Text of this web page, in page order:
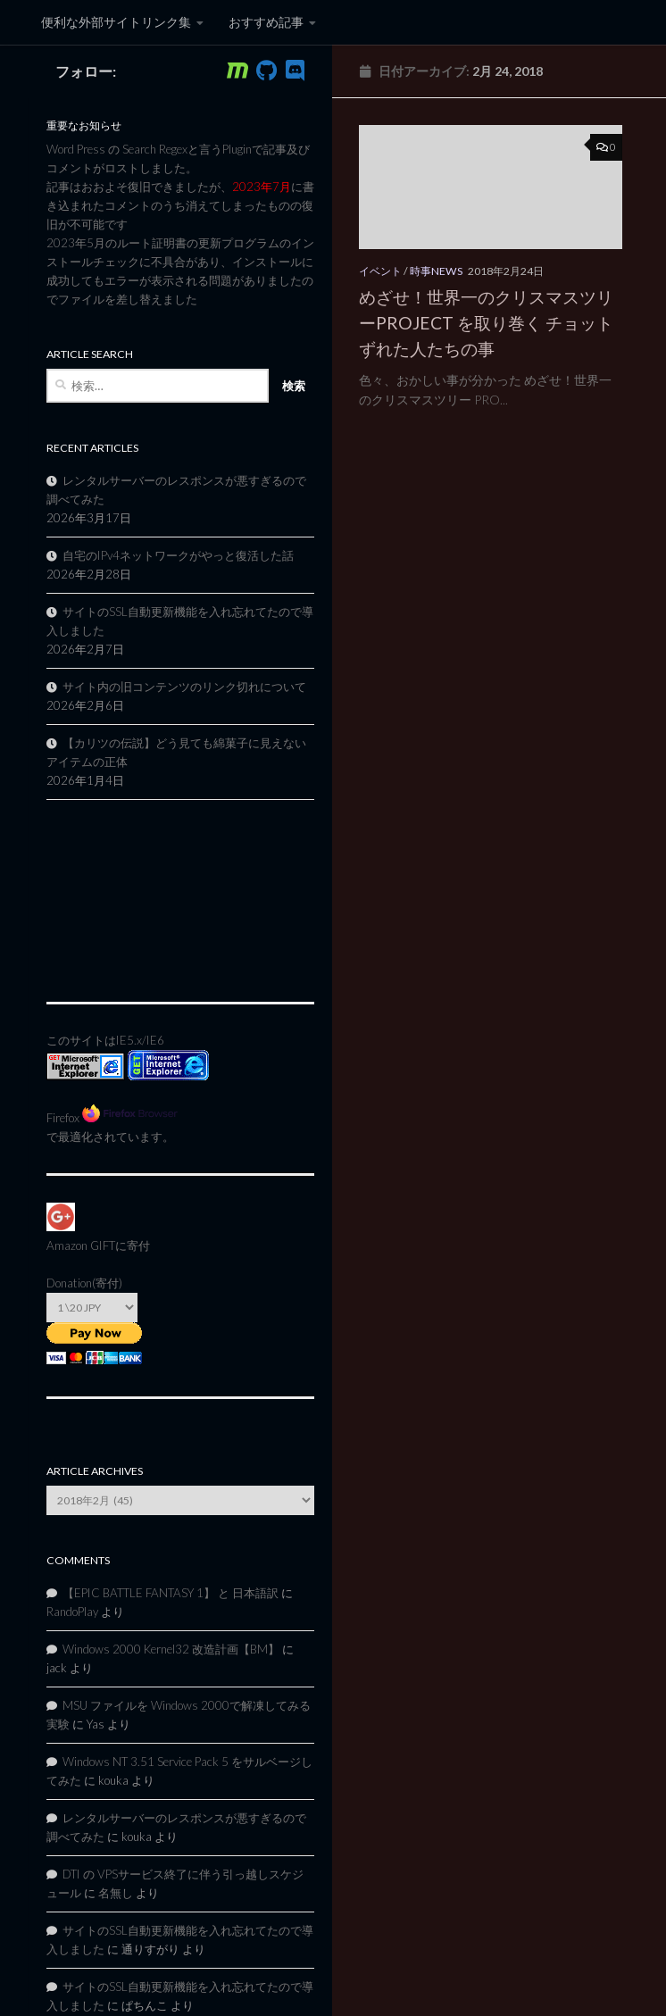
コンテンツへスキップ
便利な外部サイトリンク集 おすすめ記事
黒翼猫のコンピュータ日記 3rd Edition
日付アーカイブ: 2月 24, 2018
0
イベント /時事NEWS 2018年2月24日
めざせ！世界一のクリスマスツリ
ーPROJECT を取り巻く チョット
ずれた人たちの事
色々、おかしい事が分かった めざせ！世界一
のクリスマスツリー PRO...
フォロー:
重要なお知らせ
Word Press の Search Regexと言うPluginで記事及び
コメントがロストしました。
記事はおおよそ復旧できましたが、 2023年7月に書
き込まれたコメントのうち消えてしまったものの復
旧が不可能です
2023年5月のルート証明書の更新プログラムのイン
ストールチェックに不具合があり、インストールに
成功してもエラーが表示される問題がありましたの
でファイルを差し替えました
ARTICLE SEARCH
RECENT ARTICLES
レンタルサーバーのレスポンスが悪すぎるので
調べてみた
2026年3月17日
自宅のIPv4ネットワークがやっと復活した話
2026年2月28日
サイトのSSL自動更新機能を入れ忘れてたので導
入しました
2026年2月7日
サイト内の旧コンテンツのリンク切れについて
2026年2月6日
【カリツの伝説】どう見ても綿菓子に見えない
アイテムの正体
2026年1月4日
このサイトはIE5.x/IE6
Firefox
で最適化されています。
Amazon GIFTに寄付
Donation(寄付)
ARTICLE ARCHIVES
Archives
COMMENTS
【EPIC BATTLE FANTASY 1】 と 日本語訳 に
RandoPlay より
Windows 2000 Kernel32 改造計画【BM】
に
jack より
MSU ファイルを Windows 2000で解凍してみる
実験 に Yas より
Windows NT 3.51 Service Pack 5 をサルベージし
てみた に kouka より
レンタルサーバーのレスポンスが悪すぎるので
調べてみた に kouka より
DTI の VPSサービス終了に伴う引っ越しスケジ
ュール に 名無し より
サイトのSSL自動更新機能を入れ忘れてたので導
入しました に 通りすがり より
サイトのSSL自動更新機能を入れ忘れてたので導
入しました に ぱちんこ より